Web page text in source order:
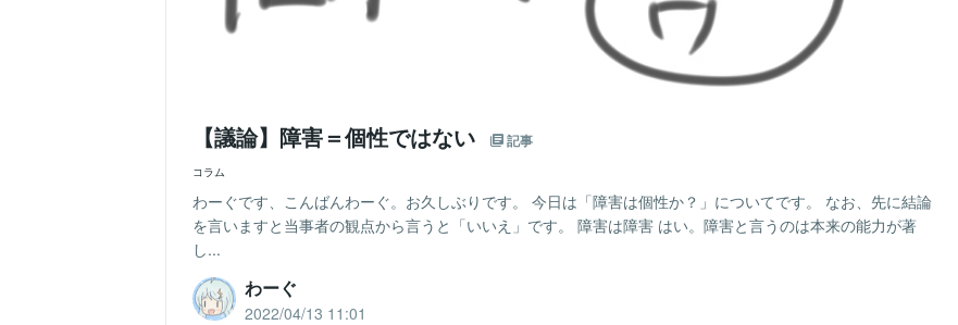
【議論】障害＝個性ではない 記事
コラム
わーぐです、こんばんわーぐ。お久しぶりです。 今日は「障害は個性か？」についてです。 なお、先に結論
を言いますと当事者の観点から言うと「いいえ」です。 障害は障害 はい。障害と言うのは本来の能力が著
し...
わーぐ
2022/04/13 11:01